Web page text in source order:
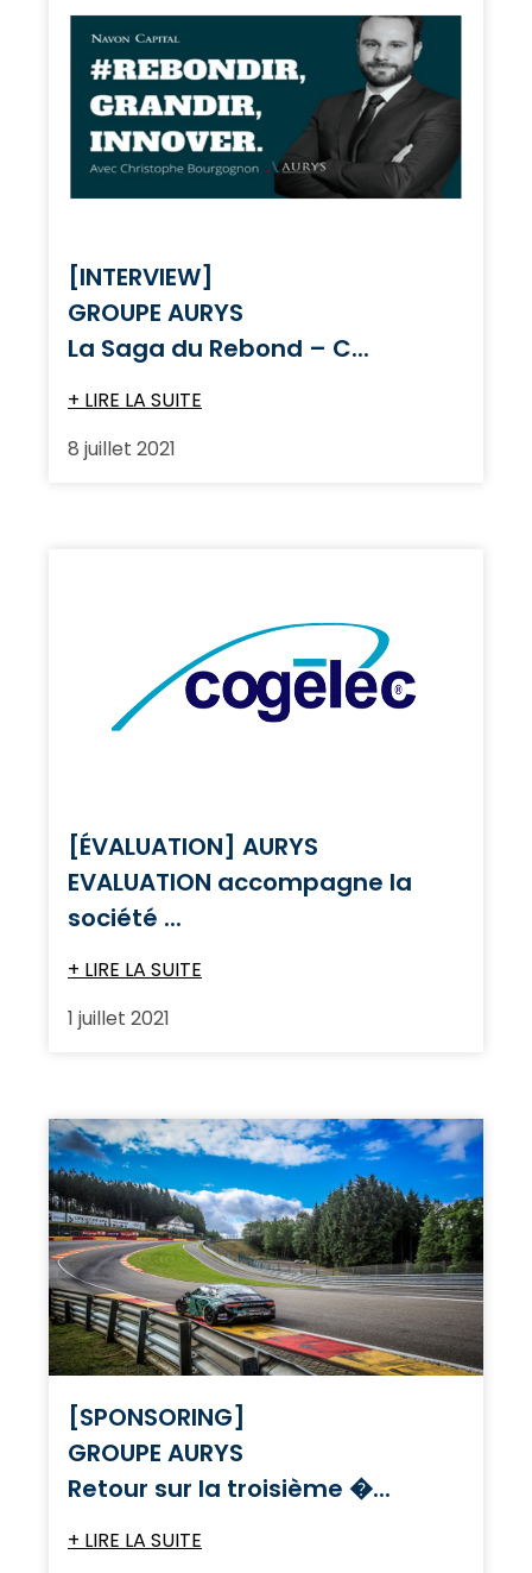
[INTERVIEW]
GROUPE AURYS
La Saga du Rebond – C...
+ LIRE LA SUITE
8 juillet 2021
[ÉVALUATION] AURYS
EVALUATION accompagne la
société ...
+ LIRE LA SUITE
1 juillet 2021
[SPONSORING]
GROUPE AURYS
Retour sur la troisième �...
+ LIRE LA SUITE